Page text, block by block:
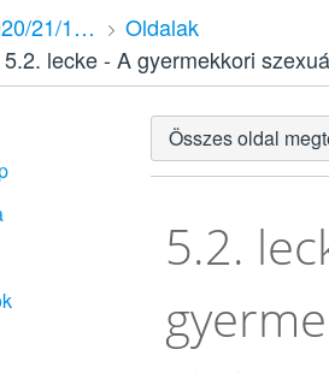
2020/21/1 SZABV20-06-01 nevtud - Szexuális fejlődés és nevelés gyermek- és serdülőkorban
Oldalak
5.2. lecke - A gyermekkori
Összes oldal
5.2.